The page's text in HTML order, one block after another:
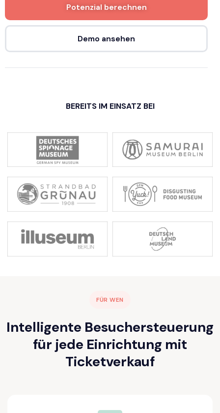
Potenzial berechnen
Demo ansehen
BEREITS IM EINSATZ BEI
FÜR WEN
Intelligente Besuchersteuerung
für jede Einrichtung mit
Ticketverkauf